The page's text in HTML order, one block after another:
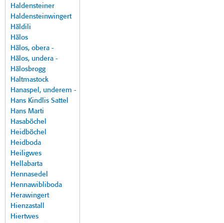
Haldensteiner
Haldensteinwingert
Häldili
Hälos
Hälos, obera -
Hälos, undera -
Hälosbrogg
Haltmastock
Hanaspel, underem -
Hans Kindlis Sattel
Hans Marti
Hasaböchel
Heidböchel
Heidboda
Heiligwes
Hellabarta
Hennasedel
Hennawibliboda
Herawingert
Hienzastall
Hiertwes